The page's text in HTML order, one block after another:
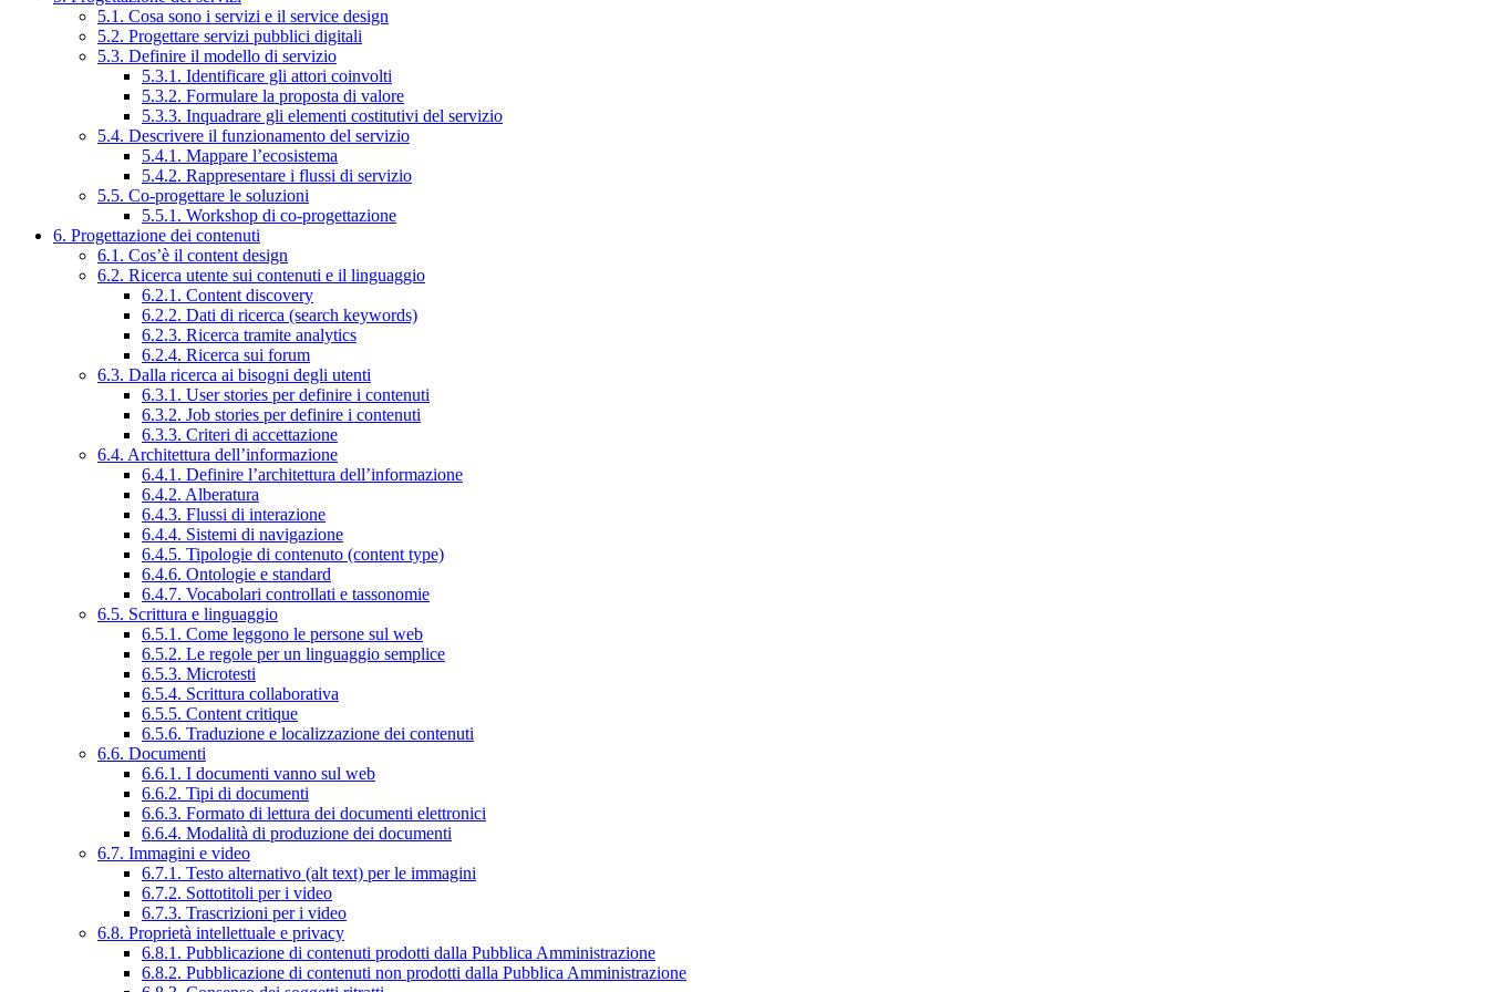
5.1. Cosa sono i servizi e il service design
5.2. Progettare servizi pubblici digitali
5.3. Definire il modello di servizio
5.3.1. Identificare gli attori coinvolti
5.3.2. Formulare la proposta di valore
5.3.3. Inquadrare gli elementi costitutivi del servizio
5.4. Descrivere il funzionamento del servizio
5.4.1. Mappare l’ecosistema
5.4.2. Rappresentare i flussi di servizio
5.5. Co-progettare le soluzioni
5.5.1. Workshop di co-progettazione
6. Progettazione dei contenuti
6.1. Cos’è il content design
6.2. Ricerca utente sui contenuti e il linguaggio
6.2.1. Content discovery
6.2.2. Dati di ricerca (search keywords)
6.2.3. Ricerca tramite analytics
6.2.4. Ricerca sui forum
6.3. Dalla ricerca ai bisogni degli utenti
6.3.1. User stories per definire i contenuti
6.3.2. Job stories per definire i contenuti
6.3.3. Criteri di accettazione
6.4. Architettura dell’informazione
6.4.1. Definire l’architettura dell’informazione
6.4.2. Alberatura
6.4.3. Flussi di interazione
6.4.4. Sistemi di navigazione
6.4.5. Tipologie di contenuto (content type)
6.4.6. Ontologie e standard
6.4.7. Vocabolari controllati e tassonomie
6.5. Scrittura e linguaggio
6.5.1. Come leggono le persone sul web
6.5.2. Le regole per un linguaggio semplice
6.5.3. Microtesti
6.5.4. Scrittura collaborativa
6.5.5. Content critique
6.5.6. Traduzione e localizzazione dei contenuti
6.6. Documenti
6.6.1. I documenti vanno sul web
6.6.2. Tipi di documenti
6.6.3. Formato di lettura dei documenti elettronici
6.6.4. Modalità di produzione dei documenti
6.7. Immagini e video
6.7.1. Testo alternativo (alt text) per le immagini
6.7.2. Sottotitoli per i video
6.7.3. Trascrizioni per i video
6.8. Proprietà intellettuale e privacy
6.8.1. Pubblicazione di contenuti prodotti dalla Pubblica Amministrazione
6.8.2. Pubblicazione di contenuti non prodotti dalla Pubblica Amministrazione